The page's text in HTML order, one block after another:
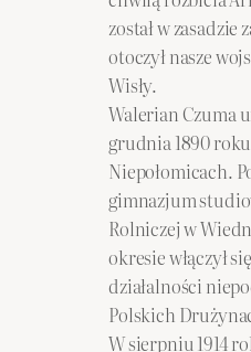
został w zasadzie
otoczył nasze
Wisły.
Walerian Czuma
grudnia 1890
Niepołomicach.
gimnazjum
Rolniczej w
okresie włączył
działalności
Polskich
W sierpniu 1914